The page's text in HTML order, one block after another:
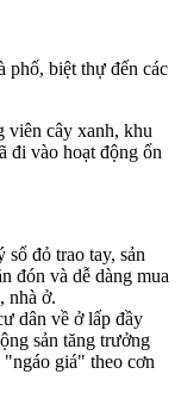
phố, biệt thự đến các
viên cây xanh, khu
đi vào hoạt động ổn
đỏ trao tay, sản
đón và dễ dàng mua
nhà ở.
dân về ở lấp đầy
sản tăng trưởng
giá" theo cơn